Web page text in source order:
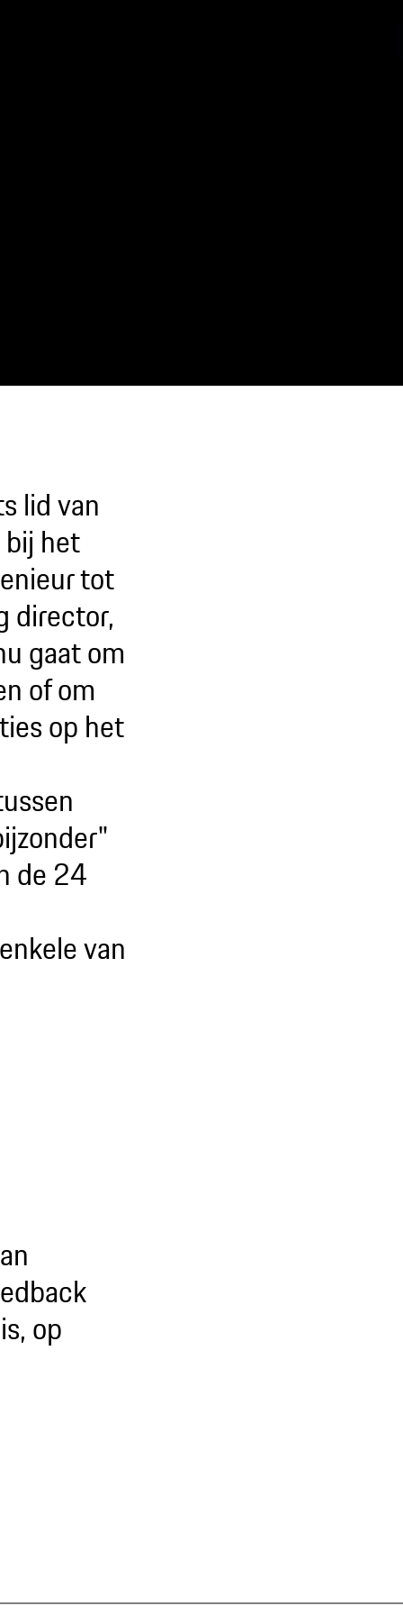
lid van
bij het
tot
director,
gaat om
of om
op het
de 24
van
op